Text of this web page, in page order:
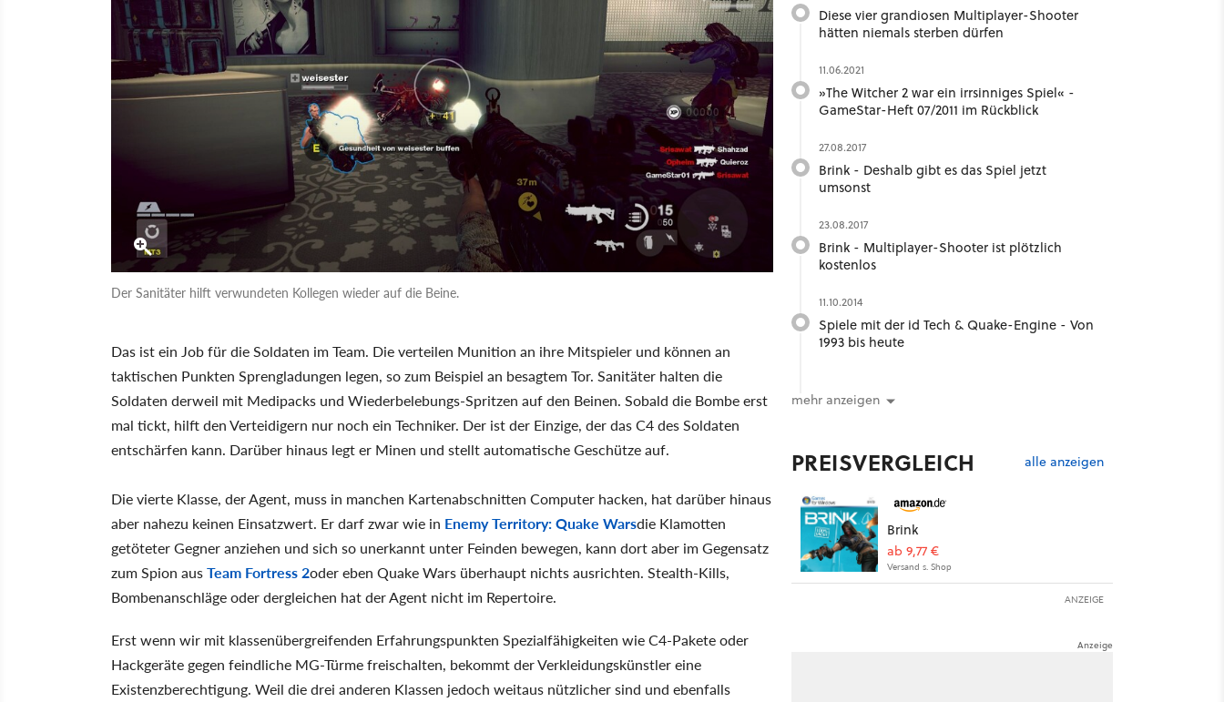
Der Sanitäter hilft verwundeten Kollegen wieder auf die Beine.
Das ist ein Job für die Soldaten im Team. Die verteilen Munition an ihre Mitspieler und können an
taktischen Punkten Sprengladungen legen, so zum Beispiel an besagtem Tor. Sanitäter halten die
Soldaten derweil mit Medipacks und Wiederbelebungs-Spritzen auf den Beinen. Sobald die Bombe erst
mal tickt, hilft den Verteidigern nur noch ein Techniker. Der ist der Einzige, der das C4 des Soldaten
entschärfen kann. Darüber hinaus legt er Minen und stellt automatische Geschütze auf.
Die vierte Klasse, der Agent, muss in manchen Kartenabschnitten Computer hacken, hat darüber hinaus
aber nahezu keinen Einsatzwert. Er darf zwar wie in Enemy Territory: Quake Warsdie Klamotten
getöteter Gegner anziehen und sich so unerkannt unter Feinden bewegen, kann dort aber im Gegensatz
zum Spion ausTeam Fortress 2oder eben Quake Wars überhaupt nichts ausrichten. Stealth-Kills,
Bombenanschläge oder dergleichen hat der Agent nicht im Repertoire.
Erst wenn wir mit klassenübergreifenden Erfahrungspunkten Spezialfähigkeiten wie C4-Pakete oder
Hackgeräte gegen feindliche MG-Türme freischalten, bekommt der Verkleidungskünstler eine
Existenzberechtigung. Weil die drei anderen Klassen jedoch weitaus nützlicher sind und ebenfalls
Diese vier grandiosen Multiplayer-Shooter
hätten niemals sterben dürfen
11.06.2021
»The Witcher 2 war ein irrsinniges Spiel« -
GameStar-Heft 07/2011 im Rückblick
27.08.2017
Brink - Deshalb gibt es das Spiel jetzt
umsonst
23.08.2017
Brink - Multiplayer-Shooter ist plötzlich
kostenlos
11.10.2014
Spiele mit der id Tech & Quake-Engine - Von
1993 bis heute
mehr anzeigen
PREISVERGLEICH alle anzeigen
Brink
ab 9,77 €
Versand s. Shop
ANZEIGE